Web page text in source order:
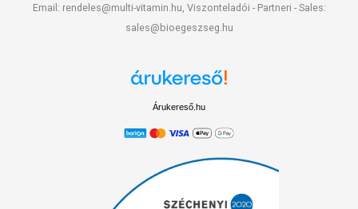
Email: rendeles@multi-vitamin.hu, Viszonteladói - Partneri - Sales:
sales@bioegeszseg.hu
Árukereső.hu